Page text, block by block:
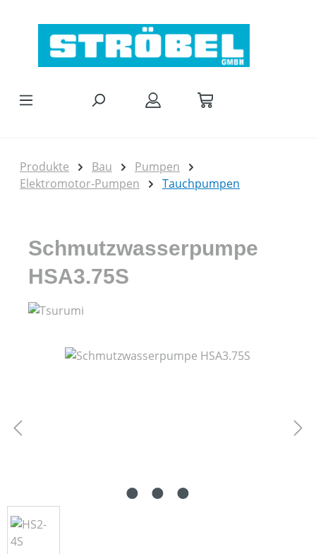
Produkte Bau
Pumpen
Elektromotor-Pumpen
Tauchpumpen
Schmutzwasserpumpe
HSA3.75S
Bildergalerie überspringen